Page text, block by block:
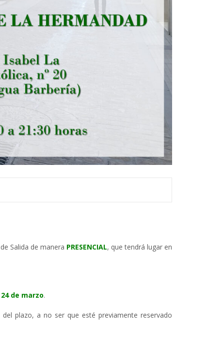
Salida de manera PRESENCIAL, que tendrá lugar en
24 de marzo.
plazo, a no ser que esté previamente reservado